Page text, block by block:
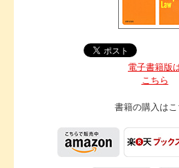
電子書籍版
こちら
書籍の購入は